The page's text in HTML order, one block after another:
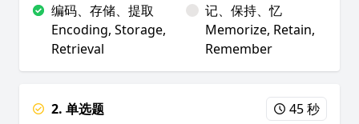
编码、存储、提取
Encoding, Storage,
Retrieval
记、保持、忆
Memorize, Retain,
Remember
2. 单选题 45 秒